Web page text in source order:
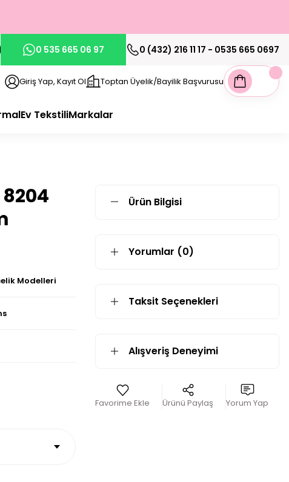
0 535 665 06 97 0 (432) 216 11 17 - 0535 665 0697
Giriş Yap, Kayıt Ol Toptan Üyelik/Bayilik Başvurusu
Ev TekstiliMarkalar
Modelleri
Ürün Bilgisi
Yorumlar (0)
Taksit Seçenekleri
Alışveriş Deneyimi
Ürünü Paylaş Yorum Yap